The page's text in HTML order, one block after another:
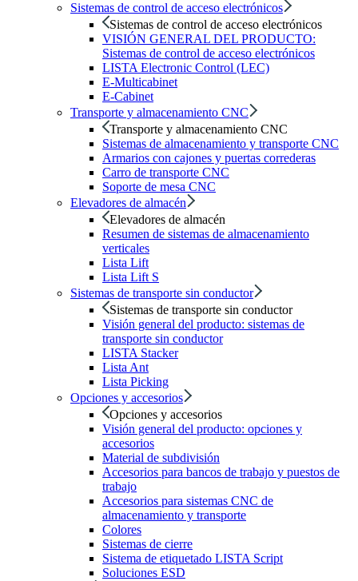
Sistemas de control de acceso electrónicos
Sistemas de control de acceso electrónicos
VISIÓN GENERAL DEL PRODUCTO:
Sistemas de control de acceso electrónicos
LISTA Electronic Control (LEC)
E-Multicabinet
E-Cabinet
Transporte y almacenamiento CNC
Transporte y almacenamiento CNC
Sistemas de almacenamiento y transporte CNC
Armarios con cajones y puertas correderas
Carro de transporte CNC
Soporte de mesa CNC
Elevadores de almacén
Elevadores de almacén
Resumen de sistemas de almacenamiento
verticales
Lista Lift
Lista Lift S
Sistemas de transporte sin conductor
Sistemas de transporte sin conductor
Visión general del producto: sistemas de
transporte sin conductor
LISTA Stacker
Lista Ant
Lista Picking
Opciones y accesorios
Opciones y accesorios
Visión general del producto: opciones y
accesorios
Material de subdivisión
Accesorios para bancos de trabajo y puestos de
trabajo
Accesorios para sistemas CNC de
almacenamiento y transporte
Colores
Sistemas de cierre
Sistema de etiquetado LISTA Script
Soluciones ESD